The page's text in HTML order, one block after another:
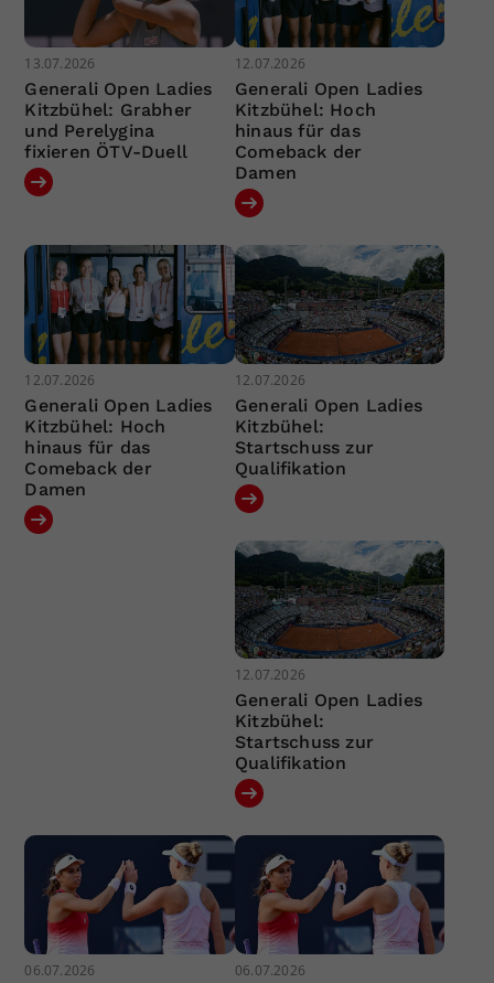
13.07.2026
Generali Open Ladies
Kitzbühel: Grabher
und Perelygina
fixieren ÖTV-Duell
12.07.2026
Generali Open Ladies
Kitzbühel: Hoch
hinaus für das
Comeback der
Damen
12.07.2026
Generali Open Ladies
Kitzbühel: Hoch
hinaus für das
Comeback der
Damen
12.07.2026
Generali Open Ladies
Kitzbühel:
Startschuss zur
Qualifikation
12.07.2026
Generali Open Ladies
Kitzbühel:
Startschuss zur
Qualifikation
06.07.2026 06.07.2026